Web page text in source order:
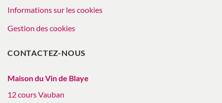
Informations sur les cookies
Gestion des cookies
CONTACTEZ-NOUS
Maison du Vin de Blaye
12 cours Vauban